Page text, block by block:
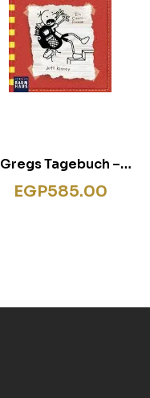
Gregs Tagebuch –
Alles Käse!.
EGP585.00